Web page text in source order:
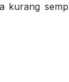
kurang